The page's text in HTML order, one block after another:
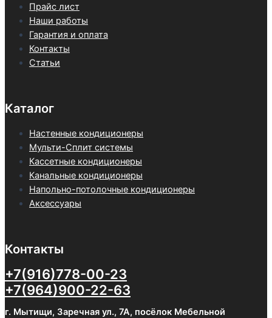
Прайс лист
Наши работы
Гарантия и оплата
Контакты
Статьи
Каталог
Настенные кондиционеры
Мульти-Сплит системы
Кассетные кондиционеры
Канальные кондиционеры
Напольно-потолочные кондиционеры
Аксессуары
Контакты
+7(916)778-00-23
+7(964)900-22-63
г. Мытищи, Заречная ул., 7А, посёлок Мебельной